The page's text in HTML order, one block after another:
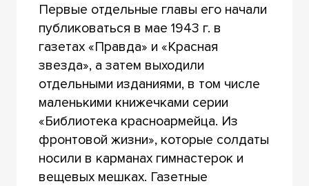
Первые отдельные главы его начали
публиковаться в мае 1943 г. в
газетах «Правда» и «Красная
звезда», а затем выходили
отдельными изданиями, в том числе
маленькими книжечками серии
«Библиотека красноармейца. Из
фронтовой жизни», которые солдаты
носили в карманах гимнастерок и
вещевых мешках. Газетные